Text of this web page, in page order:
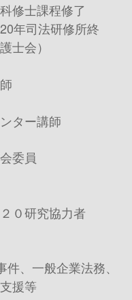
修士課程修了
年司法研修所終
士会）
ター講師
委員
０研究協力者
、一般企業法務、
援等